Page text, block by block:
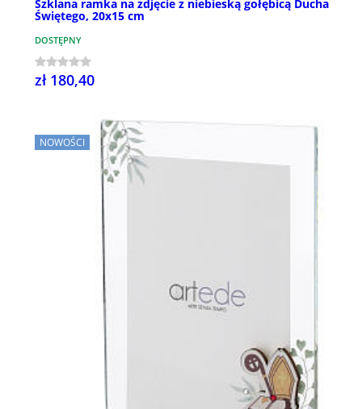
Szklana ramka na zdjęcie z niebieską gołębicą Ducha
Świętego, 20x15 cm
DOSTĘPNY
zł 180,40
NOWOŚCI